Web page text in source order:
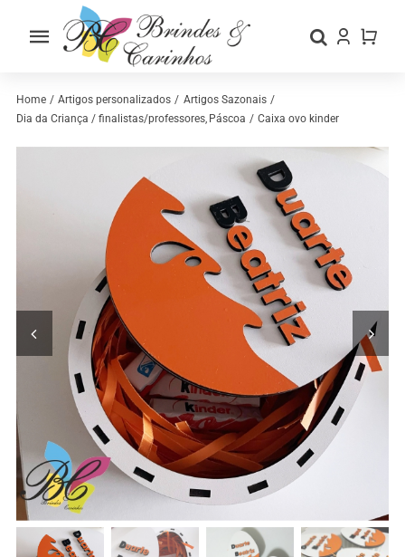
Toggle
Home
Home Artigos personalizados
Artigos Sazonais
Dia da Criança / finalistas/professores Páscoa Caixa ovo kinder